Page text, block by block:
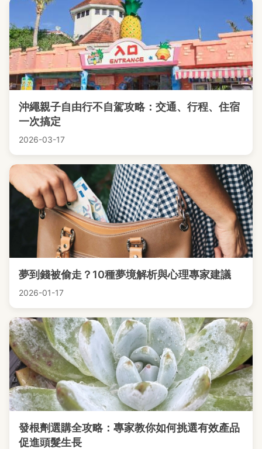
沖繩親子自由行不自駕攻略：交通、行程、住宿
一次搞定
2026-03-17
夢到錢被偷走？10種夢境解析與心理專家建議
2026-01-17
發根劑選購全攻略：專家教你如何挑選有效產品
促進頭髮生長